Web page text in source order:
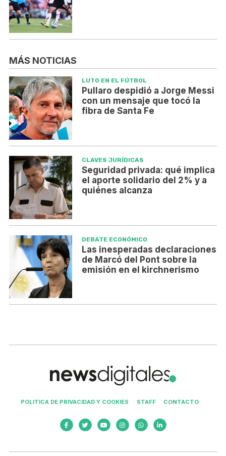
MÁS NOTICIAS
LUTO EN EL FÚTBOL
Pullaro despidió a Jorge Messi
con un mensaje que tocó la
fibra de Santa Fe
CLAVES JURÍDICAS
Seguridad privada: qué implica
el aporte solidario del 2% y a
quiénes alcanza
DEBATE ECONÓMICO
Las inesperadas declaraciones
de Marcó del Pont sobre la
emisión en el kirchnerismo
POLITICA DE PRIVACIDAD Y COOKIES STAFF CONTACTO